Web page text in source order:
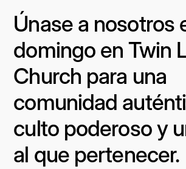
Únase a nosotros
domingo en Twin
Church para una
comunidad
culto poderoso y
al que pertenecer.